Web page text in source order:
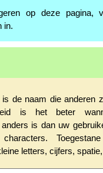
op deze pagina,
in.
is de naam die anderen
is het beter
is dan uw
letters, cijfers, spatie,